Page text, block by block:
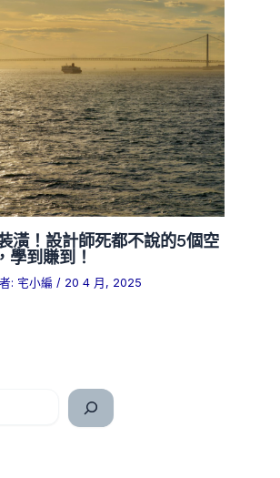
潢！設計師死都不說的5個空
學到賺到！
: 宅小編/ 20 4 月, 2025